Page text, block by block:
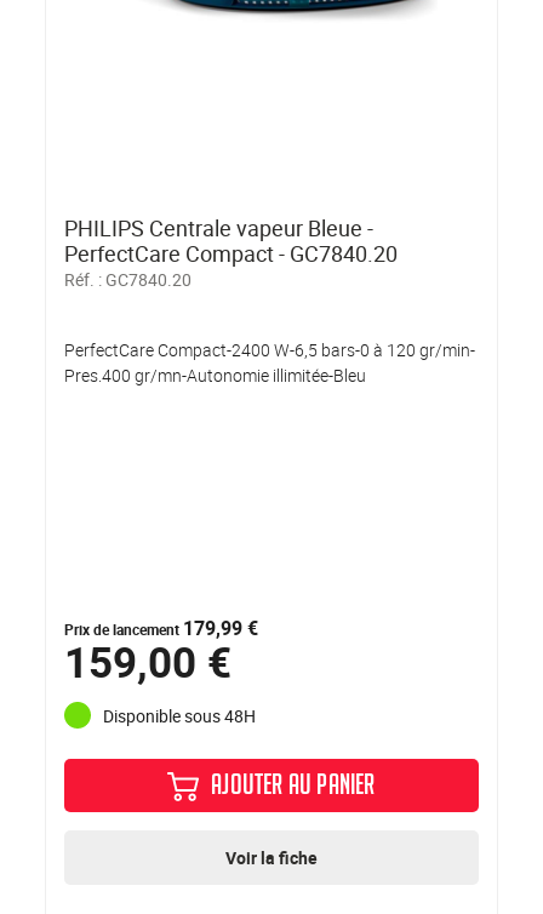
PHILIPS Centrale vapeur Bleue -
PerfectCare Compact - GC7840.20
Réf. : GC7840.20
PerfectCare Compact-2400 W-6,5 bars-0 à 120 gr/min-
Pres.400 gr/mn-Autonomie illimitée-Bleu
Prix de lancement 179,99 €
159,00 €
Disponible sous 48H
AJOUTER AU PANIER
Voir la fiche